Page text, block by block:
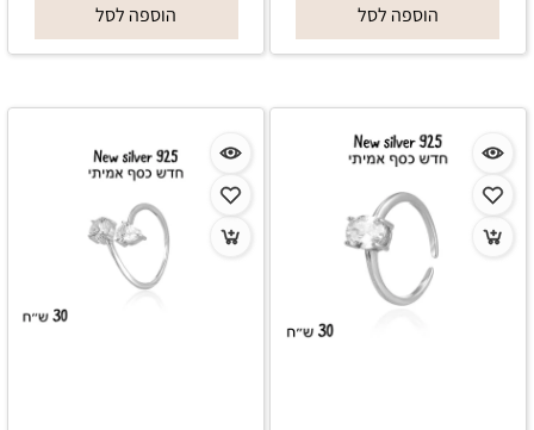
הוספה לסל הוספה לסל